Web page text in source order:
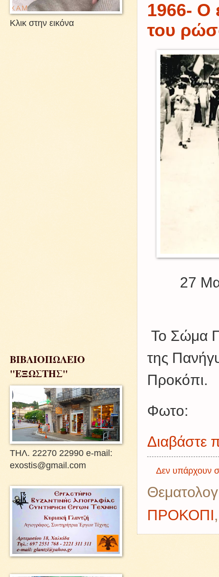
1966- Ο
του
27
Το Σώμα
της
Προκόπι.
Φωτο:
Διαβάστε
Δεν υπάρχουν
ΠΡΟΚΟΠΙ
Κλικ στην εικόνα
ΒΙΒΛΙΟΠΩΛΕΙΟ
"ΕΞΩΣΤΗΣ"
ΤΗΛ. 22270 22990 e-mail:
exostis@gmail.com